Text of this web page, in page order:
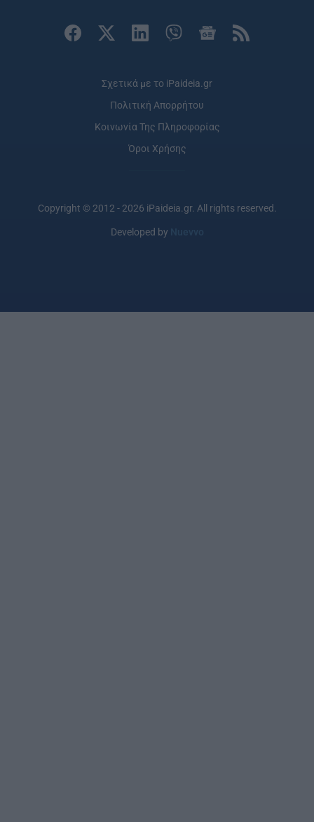
Σχετικά με το iPaideia.gr
Πολιτική Απορρήτου
Κοινωνία Της Πληροφορίας
Όροι Χρήσης
Copyright © 2012 - 2026 iPaideia.gr. All rights reserved.
Developed by